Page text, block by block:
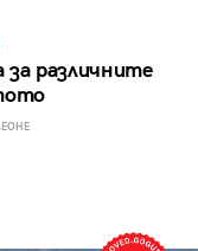
за различните